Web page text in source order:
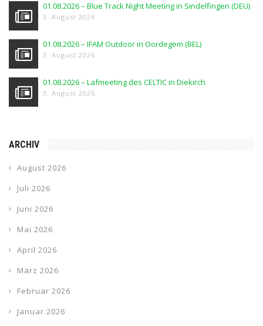
01.08.2026 – Blue Track Night Meeting in Sindelfingen (DEU)
3. August 2026
01.08.2026 – IFAM Outdoor in Oordegem (BEL)
3. August 2026
01.08.2026 – Lafmeeting des CELTIC in Diekirch
3. August 2026
ARCHIV
August 2026
Juli 2026
Juni 2026
Mai 2026
April 2026
März 2026
Februar 2026
Januar 2026